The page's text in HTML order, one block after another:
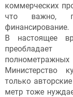
коммерческих
что важно,
финансирование.
В настоящее
Министерство
только
метр тоже